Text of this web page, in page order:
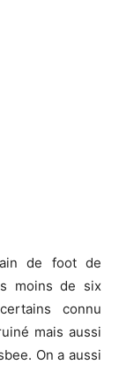
de foot de
moins de six
connu
mais aussi
. On a aussi